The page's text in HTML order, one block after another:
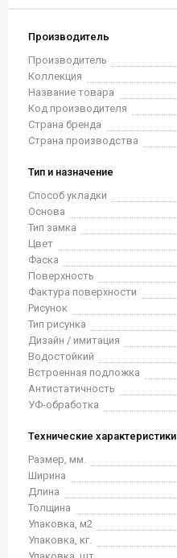
Производитель
Производитель
Коллекция
Название товара
Код производителя
Страна бренда
Страна производства
Тип и назначение
Способ укладки
Основа
Тип замка
Цвет
Фаска
Поверхность
Фактура поверхности
Рисунок
Тип рисунка
Дизайн / имитация
Водостойкий
Встроенная подложка
Антистатичность
УФ-обработка
Технические характеристики
Размер, мм.
Ширина
Длина
Толщина
Упаковка, м2
Упаковка, кг.